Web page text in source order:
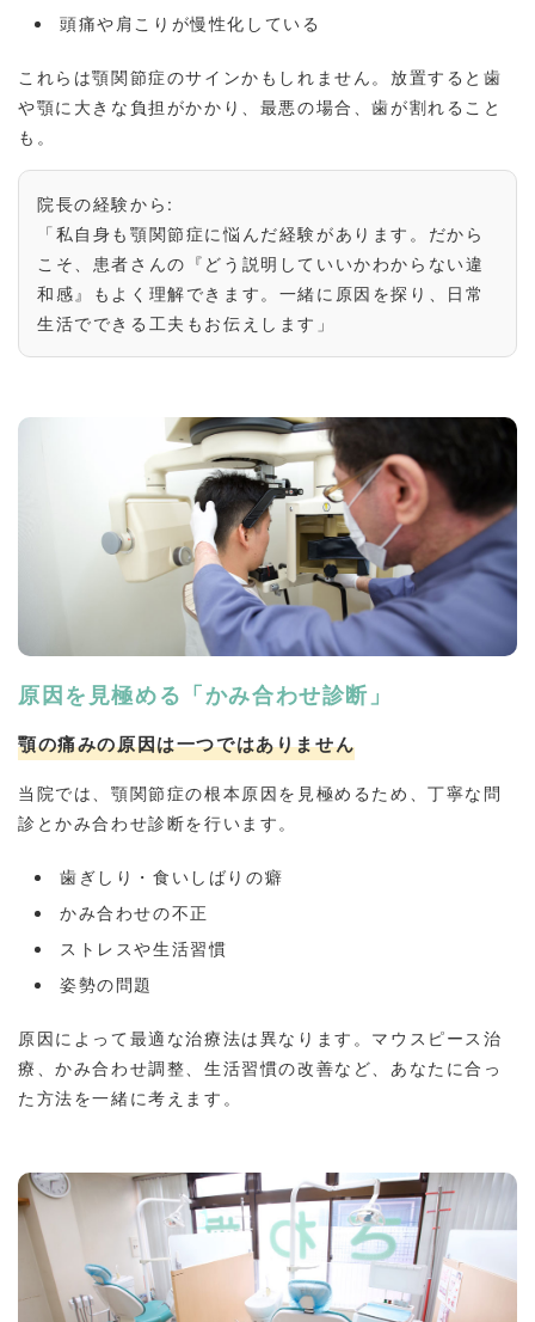
頭痛や肩こりが慢性化している
これらは顎関節症のサインかもしれません。放置すると歯
や顎に大きな負担がかかり、最悪の場合、歯が割れること
も。
院長の経験から:
「私自身も顎関節症に悩んだ経験があります。だから
こそ、患者さんの『どう説明していいかわからない違
和感』もよく理解できます。一緒に原因を探り、日常
生活でできる工夫もお伝えします」
原因を見極める「かみ合わせ診断」
顎の痛みの原因は一つではありません
当院では、顎関節症の根本原因を見極めるため、丁寧な問
診とかみ合わせ診断を行います。
歯ぎしり・食いしばりの癖
かみ合わせの不正
ストレスや生活習慣
姿勢の問題
原因によって最適な治療法は異なります。マウスピース治
療、かみ合わせ調整、生活習慣の改善など、あなたに合っ
た方法を一緒に考えます。